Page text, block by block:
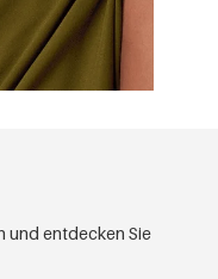
und entdecken Sie